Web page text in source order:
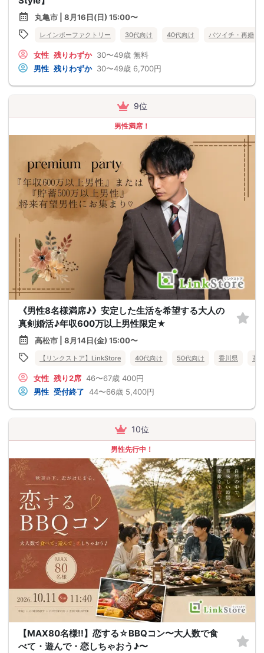
丸亀市 | 8月16日(日) 15:00〜
レインボーファクトリー 30代向け 40代向け バツイチ・再婚
女性 残りわずか 30〜49歳 無料
男性 残りわずか 30〜49歳 6,700円
9位
男性満席！
《男性8名様満席♪》安定した生活を希望する大人の
真剣婚活♪年収600万以上男性限定★
高松市 | 8月14日(金) 15:00〜
【リンクストア】LinkStore 40代向け 50代向け 香川県 高
女性 残り2席 46〜67歳 400円
男性 受付終了 44〜66歳 5,400円
10位
男性先行中！
【MAX80名様!!】恋する☆BBQコン〜大人数で食
べて・遊んで・恋しちゃおう♪〜